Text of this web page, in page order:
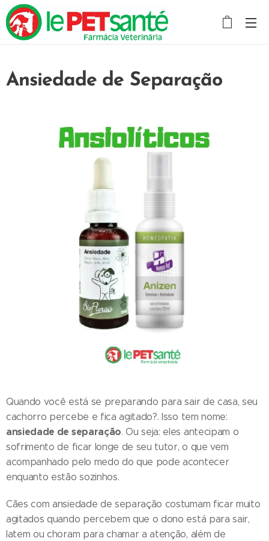
Ansiedade de Separação
Quando você está se preparando para sair de casa, seu
cachorro percebe e fica agitado?. Isso tem nome:
ansiedade de separação. Ou seja: eles antecipam o
sofrimento de ficar longe de seu tutor, o que vem
acompanhado pelo medo do que pode acontecer
enquanto estão sozinhos.
Cães com ansiedade de separação costumam ficar muito
agitados quando percebem que o dono está para sair,
latem ou choram para chamar a atenção, além de